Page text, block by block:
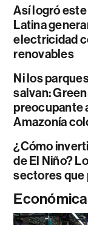
Así logró
Latina
electricidad
renovables
Ni los
salvan:
preocupante
Amazonía
¿Cómo
de El Niño?
sectores que